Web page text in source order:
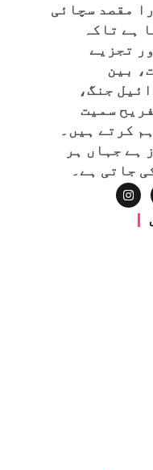
مقصد سچائی
ہے تاکہ
تجزیے
بین
جنگ،
سمیت
کرتے ہیں۔
ہے جہاں ہر
جاتی ہے۔